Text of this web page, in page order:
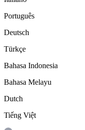
Português
Deutsch
Türkçe
Bahasa Indonesia
Bahasa Melayu
Dutch
Tiếng Việt